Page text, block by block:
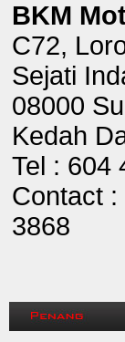
BKM
C72,
Sejati
08000
Kedah
Tel : 604
Contact :
3868